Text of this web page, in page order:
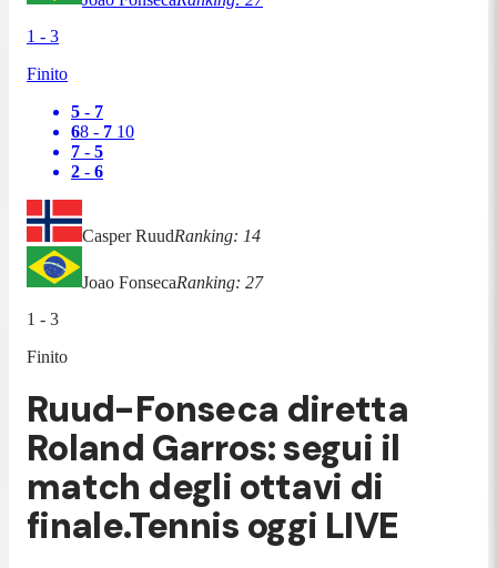
1 - 3
Finito
5 - 7
68 - 7 10
7 - 5
2 - 6
Casper RuudRanking: 14
Joao FonsecaRanking: 27
1 - 3
Finito
Ruud-Fonseca diretta
Roland Garros: segui il
match degli ottavi di
finale.Tennis oggi LIVE